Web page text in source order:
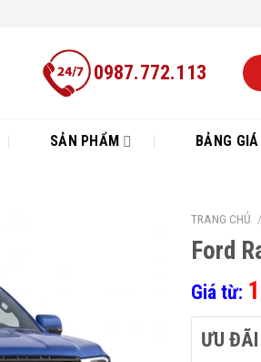
0987.772.113
SẢN PHẨM BẢNG GIÁ
TRANG CHỦ /
Ford
Giá từ:
ƯU